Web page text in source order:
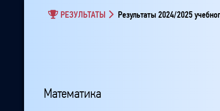
РЕЗУЛЬТАТЫ Результаты 2024/2025
Математика